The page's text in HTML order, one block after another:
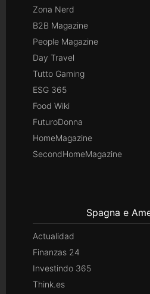
Zona Nerd
B2B Magazine
People Magazine
Day Travel
Tutto Gaming
ESG 365
Food Wiki
FuturoDonna
HomeMagazine
SecondHomeMagazine
Spagna e
Actualidad
Finanzas 24
Investindo 365
Think.es